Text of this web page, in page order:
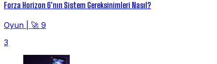
Forza Horizon 6'nın Sistem Gereksinimleri Nasıl?
Oyun
🚀 9
3